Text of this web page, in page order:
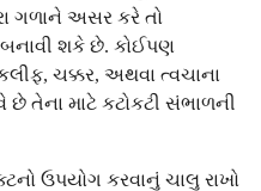
ગળાને અસર કરે તો
શકે છે. કોઈપણ
ચક્કર, અથવા ત્વચાના
તેના માટે કટોકટી સંભાળની
ઉપયોગ કરવાનું ચાલુ રાખો